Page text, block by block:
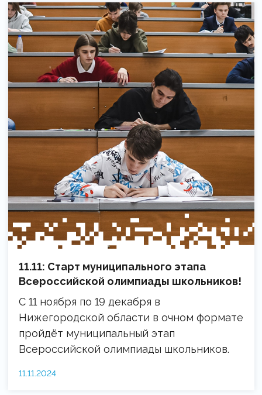
11.11: Старт муниципального этапа
Всероссийской олимпиады школьников!
С 11 ноября по 19 декабря в
Нижегородской области в очном формате
пройдёт муниципальный этап
Всероссийской олимпиады школьников.
11.11.2024